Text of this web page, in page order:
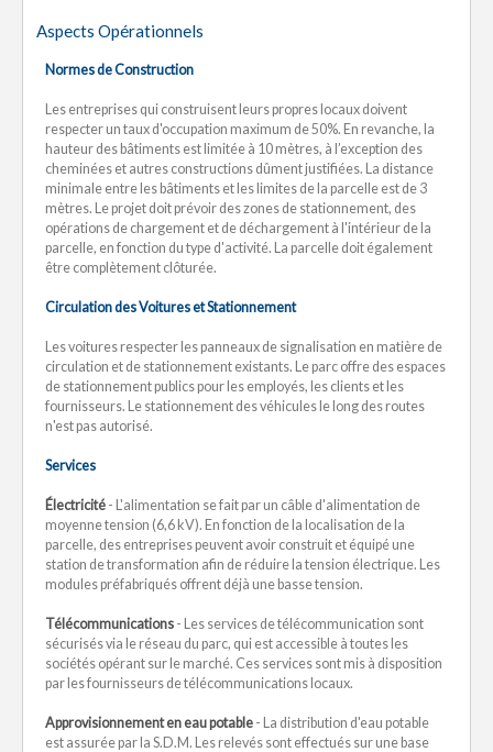
Aspects Opérationnels
Normes de Construction
Les entreprises qui construisent leurs propres locaux doivent
respecter un taux d'occupation maximum de 50%. En revanche, la
hauteur des bâtiments est limitée à 10 mètres, à l’exception des
cheminées et autres constructions dûment justifiées. La distance
minimale entre les bâtiments et les limites de la parcelle est de 3
mètres. Le projet doit prévoir des zones de stationnement, des
opérations de chargement et de déchargement à l'intérieur de la
parcelle, en fonction du type d'activité. La parcelle doit également
être complètement clôturée.
Circulation des Voitures et Stationnement
Les voitures respecter les panneaux de signalisation en matière de
circulation et de stationnement existants. Le parc offre des espaces
de stationnement publics pour les employés, les clients et les
fournisseurs. Le stationnement des véhicules le long des routes
n'est pas autorisé.
Services
Électricité - L'alimentation se fait par un câble d'alimentation de
moyenne tension (6,6 kV). En fonction de la localisation de la
parcelle, des entreprises peuvent avoir construit et équipé une
station de transformation afin de réduire la tension électrique. Les
modules préfabriqués offrent déjà une basse tension.
Télécommunications - Les services de télécommunication sont
sécurisés via le réseau du parc, qui est accessible à toutes les
sociétés opérant sur le marché. Ces services sont mis à disposition
par les fournisseurs de télécommunications locaux.
Approvisionnement en eau potable - La distribution d'eau potable
est assurée par la S.D.M. Les relevés sont effectués sur une base